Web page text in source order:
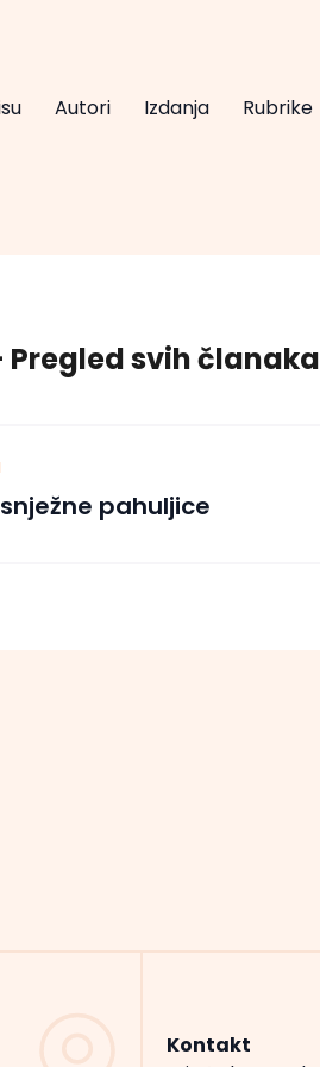
Autori Izdanja Rubrike
svih članaka
pahuljice
Kontakt